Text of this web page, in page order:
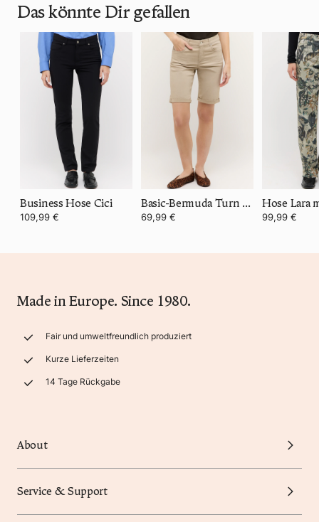
Das könnte Dir gefallen
Business Hose Cici
109,99 €
Basic-Bermuda Turn Up
69,99 € 99,99 €
Made in Europe. Since 1980.
Fair und umweltfreundlich produziert
Kurze Lieferzeiten
14 Tage Rückgabe
About
Service & Support